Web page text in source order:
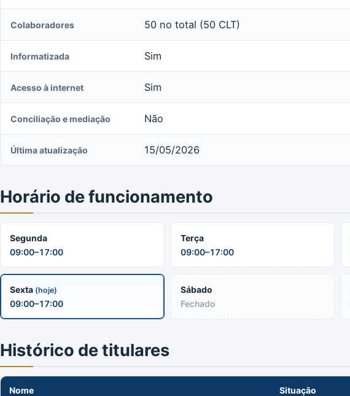
Colaboradores 50 no total (50 CLT)
Informatizada Sim
Acesso à internet Sim
Conciliação e mediação Não
Última atualização 15/05/2026
Horário de funcionamento
Segunda
09:00–17:00
Terça
09:00–17:00
Sexta (hoje)
09:00–17:00
Sábado
Fechado
Histórico de titulares
Nome Situação